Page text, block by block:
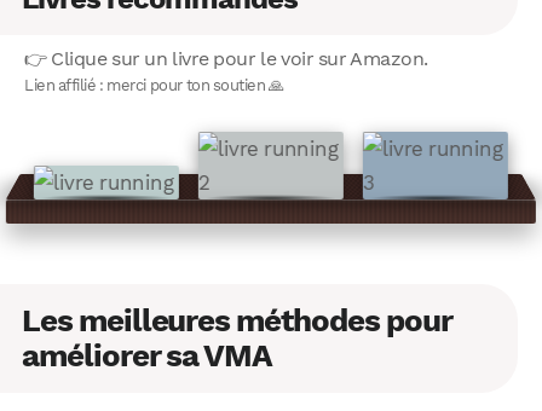
👉 Clique sur un livre pour le voir sur Amazon.
Lien affilié : merci pour ton soutien 🙏
Les meilleures méthodes pour
améliorer sa VMA